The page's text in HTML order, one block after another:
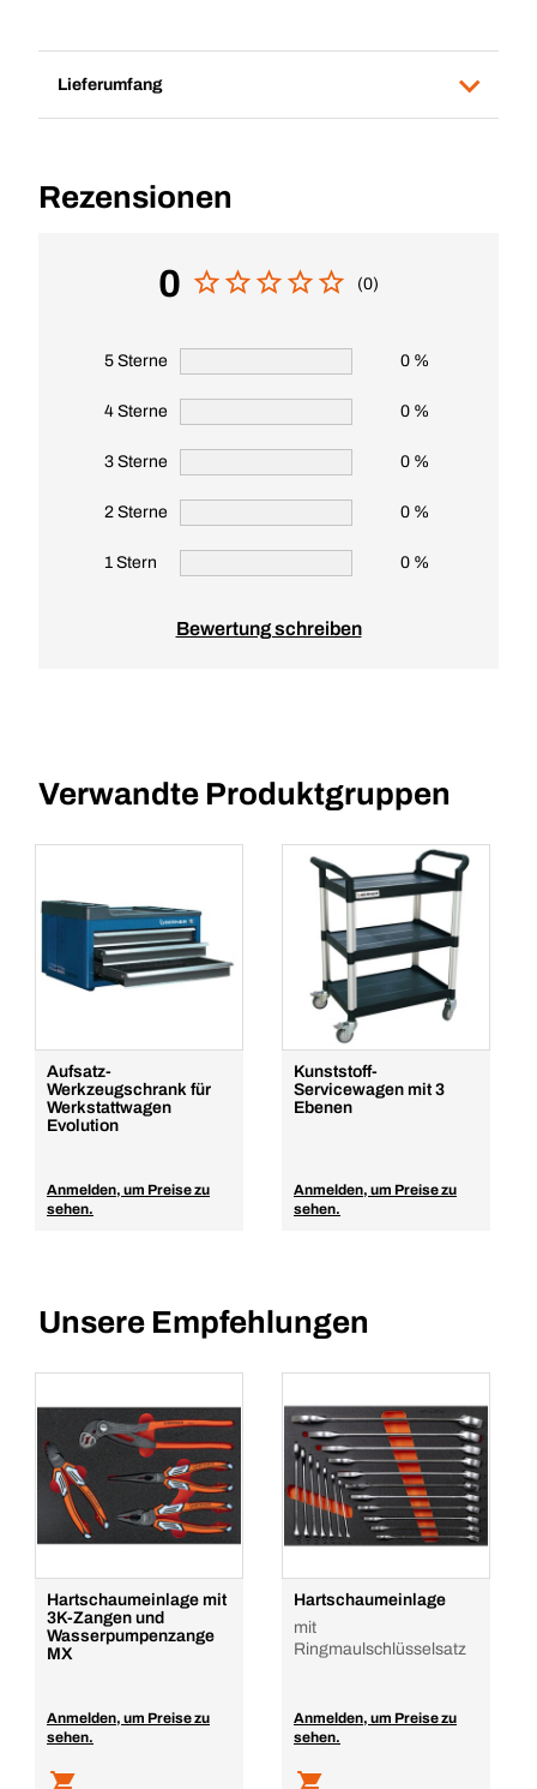
Lieferumfang
Rezensionen
0 (0)
5 Sterne 0 %
4 Sterne 0 %
3 Sterne 0 %
2 Sterne 0 %
1 Stern 0 %
Bewertung schreiben
Verwandte Produktgruppen
Aufsatz-
Werkzeugschrank für
Werkstattwagen
Evolution
Anmelden, um Preise zu
sehen.
Kunststoff-
Servicewagen mit 3
Ebenen
Anmelden, um Preise zu
sehen.
Unsere Empfehlungen
Hartschaumeinlage mit
3K-Zangen und
Wasserpumpenzange
MX
Anmelden, um Preise zu
sehen.
Hartschaumeinlage
mit
Ringmaulschlüsselsatz
Anmelden, um Preise zu
sehen.